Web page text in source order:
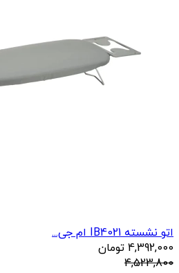
اتو نشسته IB4021 ام جی...
4,392,000 تومان
4,523,800